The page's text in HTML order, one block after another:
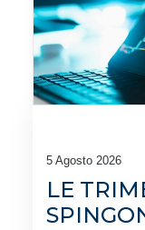
5 Agosto 2026
LE